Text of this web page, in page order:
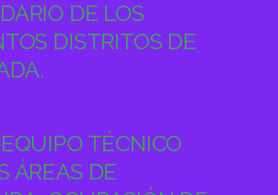
DE LOS
DISTRITOS DE
TÉCNICO
ÁREAS DE